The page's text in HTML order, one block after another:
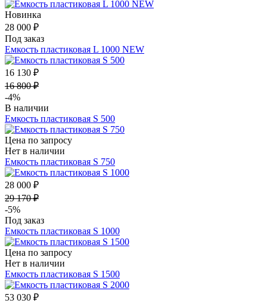
Новинка
28 000 ₽
Под заказ
Емкость пластиковая L 1000 NEW
16 130 ₽
16 800 ₽
-4%
В наличии
Емкость пластиковая S 500
Цена по запросу
Нет в наличии
Емкость пластиковая S 750
28 000 ₽
29 170 ₽
-5%
Под заказ
Емкость пластиковая S 1000
Цена по запросу
Нет в наличии
Емкость пластиковая S 1500
53 030 ₽